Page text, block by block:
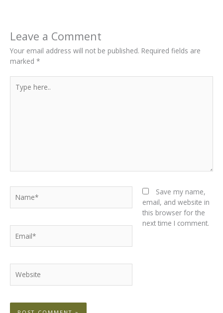
Leave a Comment
Your email address will not be published. Required fields are
marked *
here..
Save my name,
email, and website in
this browser for the
next time I comment.